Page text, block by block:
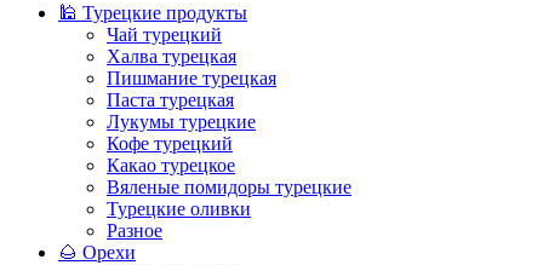
🕌 Турецкие продукты
Чай турецкий
Халва турецкая
Пишмание турецкая
Паста турецкая
Лукумы турецкие
Кофе турецкий
Какао турецкое
Вяленые помидоры турецкие
Турецкие оливки
Разное
🌰 Орехи